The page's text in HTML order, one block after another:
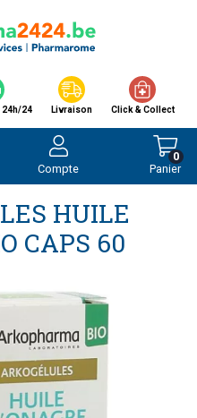
24h/24 Livraison Click & Collect
Compte Panier
0
HUILE
CAPS 60